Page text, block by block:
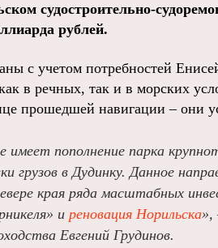
судостроительно-
рублей.
с учетом потребностей
как в речных, так и в морских
прошедшей навигации – они
имеет пополнение парка
грузов в Дудинку. Данное
края ряда масштабных
и реновация Норильска»,
Евгений Грудинов.